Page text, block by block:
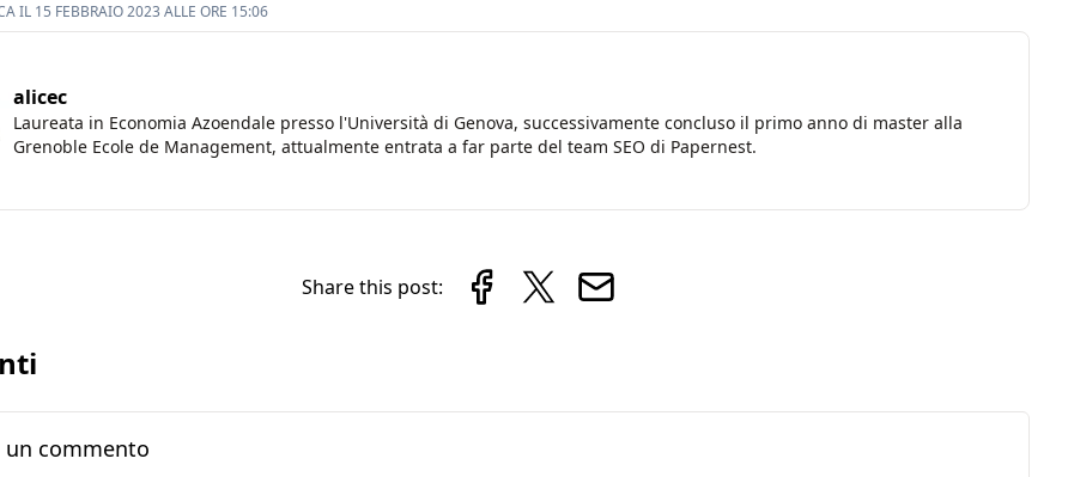
IL 15 FEBBRAIO 2023 ALLE ORE 15:06
alicec
Laureata in Economia Azoendale presso l'Università di Genova, successivamente concluso il primo anno di master alla
Grenoble Ecole de Management, attualmente entrata a far parte del team SEO di Papernest.
Share this post:
commento